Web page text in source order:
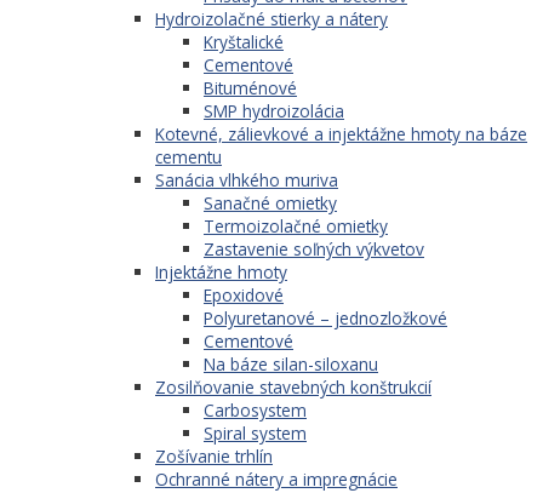
Hydroizolačné stierky a nátery
Kryštalické
Cementové
Bituménové
SMP hydroizolácia
Kotevné, zálievkové a injektážne hmoty na báze
cementu
Sanácia vlhkého muriva
Sanačné omietky
Termoizolačné omietky
Zastavenie soľných výkvetov
Injektážne hmoty
Epoxidové
Polyuretanové – jednozložkové
Cementové
Na báze silan-siloxanu
Zosilňovanie stavebných konštrukcií
Carbosystem
Spiral system
Zošívanie trhlín
Ochranné nátery a impregnácie